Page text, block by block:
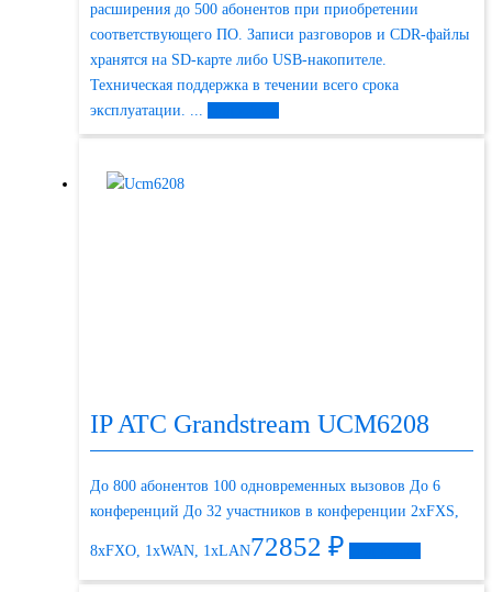
расширения до 500 абонентов при приобретении
соответствующего ПО. Записи разговоров и CDR-файлы
хранятся на SD-карте либо USB-накопителе.
Техническая поддержка в течении всего срока
эксплуатации. ...
IP ATC Grandstream UCM6208
До 800 абонентов 100 одновременных вызовов До 6
конференций До 32 участников в конференции 2хFXS,
8xFXO, 1xWAN, 1xLAN72852 ₽